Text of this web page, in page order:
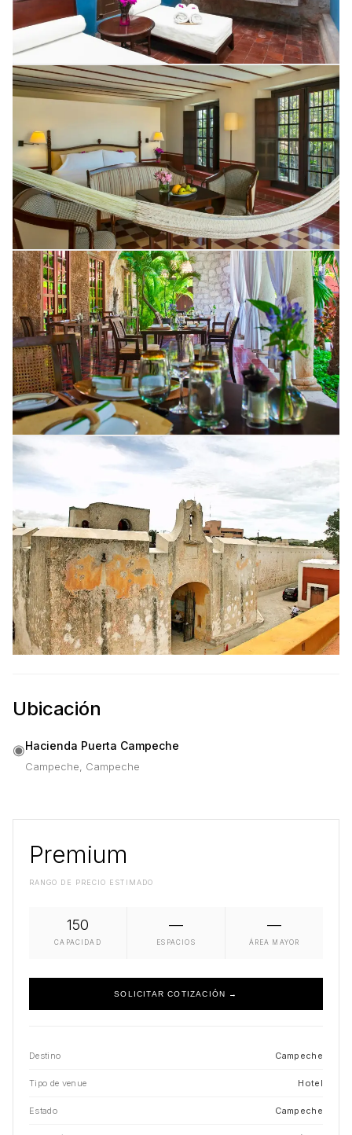
Ubicación
◉Hacienda Puerta Campeche
Campeche, Campeche
Premium
RANGO DE PRECIO ESTIMADO
150
CAPACIDAD
—
ESPACIOS
—
ÁREA MAYOR
SOLICITAR COTIZACIÓN →
Destino Campeche
Tipo de venue Hotel
Estado Campeche